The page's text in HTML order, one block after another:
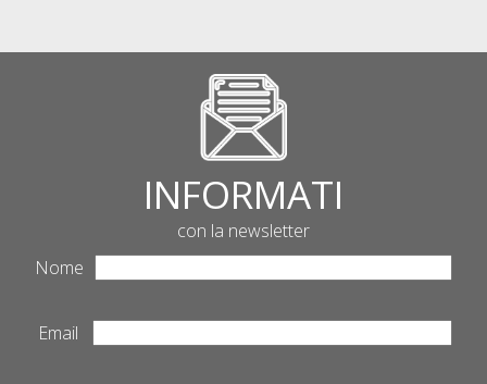
INFORMATI
con la newsletter
Nome
Email